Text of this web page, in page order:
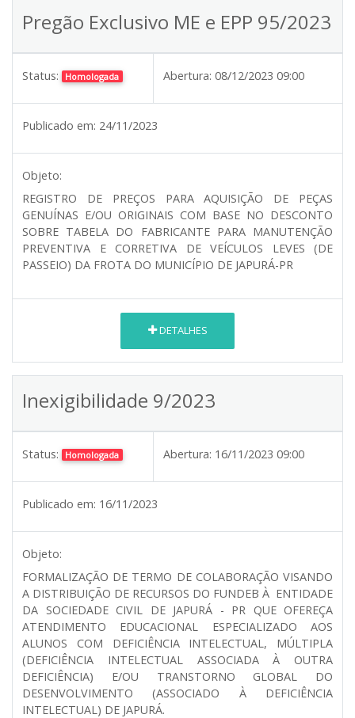
Pregão Exclusivo ME e EPP 95/2023
Status: Homologada Abertura: 08/12/2023 09:00
Publicado em: 24/11/2023
Objeto:
REGISTRO DE PREÇOS PARA AQUISIÇÃO DE PEÇAS
GENUÍNAS E/OU ORIGINAIS COM BASE NO DESCONTO
SOBRE TABELA DO FABRICANTE PARA MANUTENÇÃO
PREVENTIVA E CORRETIVA DE VEÍCULOS LEVES (DE
PASSEIO) DA FROTA DO MUNICÍPIO DE JAPURÁ-PR
DETALHES
Inexigibilidade 9/2023
Status: Homologada Abertura: 16/11/2023 09:00
Publicado em: 16/11/2023
Objeto:
FORMALIZAÇÃO DE TERMO DE COLABORAÇÃO VISANDO
A DISTRIBUIÇÃO DE RECURSOS DO FUNDEB À ENTIDADE
DA SOCIEDADE CIVIL DE JAPURÁ - PR QUE OFEREÇA
ATENDIMENTO EDUCACIONAL ESPECIALIZADO AOS
ALUNOS COM DEFICIÊNCIA INTELECTUAL, MÚLTIPLA
(DEFICIÊNCIA INTELECTUAL ASSOCIADA À OUTRA
DEFICIÊNCIA) E/OU TRANSTORNO GLOBAL DO
DESENVOLVIMENTO (ASSOCIADO À DEFICIÊNCIA
INTELECTUAL) DE JAPURÁ.